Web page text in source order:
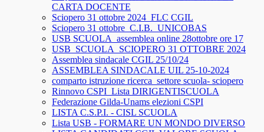
CARTA DOCENTE
Sciopero 31 ottobre 2024_FLC CGIL
Sciopero 31 ottobre_C.I.B._UNICOBAS
USB SCUOLA_assemblea online 28ottobre ore 17
USB_SCUOLA_SCIOPERO 31 OTTOBRE 2024
Assemblea sindacale CGIL 25/10/24
ASSEMBLEA SINDACALE UIL 25-10-2024
comparto istruzione ricerca_settore scuola- sciopero
Rinnovo CSPI_Lista DIRIGENTISCUOLA
Federazione Gilda-Unams elezioni CSPI
LISTA C.S.P.I. - CISL SCUOLA
Lista USB - FORMARE UN MONDO DIVERSO